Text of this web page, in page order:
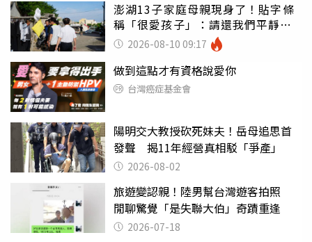
澎湖13子家庭母親現身了！貼字條
稱「很愛孩子」：請還我們平靜生
活 2026-08-10 09:17
做到這點才有資格說愛你
台灣癌症基金會
陽明交大教授砍死妹夫！岳母追思首
發聲 揭11年經營真相駁「爭產」
2026-08-02
旅遊變認親！陸男幫台灣遊客拍照
閒聊驚覺「是失聯大伯」奇蹟重逢
2026-07-18